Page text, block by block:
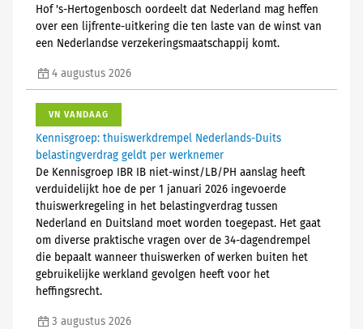
Hof 's-Hertogenbosch oordeelt dat Nederland mag heffen
over een lijfrente-uitkering die ten laste van de winst van
een Nederlandse verzekeringsmaatschappij komt.
4 augustus 2026
VN VANDAAG
Kennisgroep: thuiswerkdrempel Nederlands-Duits
belastingverdrag geldt per werknemer
De Kennisgroep IBR IB niet-winst/LB/PH aanslag heeft
verduidelijkt hoe de per 1 januari 2026 ingevoerde
thuiswerkregeling in het belastingverdrag tussen
Nederland en Duitsland moet worden toegepast. Het gaat
om diverse praktische vragen over de 34-dagendrempel
die bepaalt wanneer thuiswerken of werken buiten het
gebruikelijke werkland gevolgen heeft voor het
heffingsrecht.
3 augustus 2026